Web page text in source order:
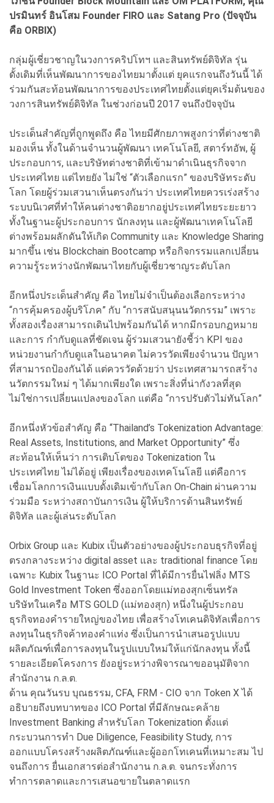
ปรมินทร์ อินโสม Founder FIRO และ Satang Pro (ปัจจุบัน
คือ ORBIX)
กลุ่มผู้เชี่ยวชาญในวงการคริปโทฯ และสินทรัพย์ดิจิทัล รุ่น
ดั้งเดิมที่เห็นพัฒนาการของไทยมาตั้งแต่ ยุคแรกจนถึงวันนี้ ได้
ร่วมกันสะท้อนพัฒนาการของประเทศไทยตั้งแต่ยุคเริ่มต้นของ
วงการสินทรัพย์ดิจิทัล ในช่วงก่อนปี 2017 จนถึงปัจจุบัน
ประเด็นสำคัญที่ถูกพูดถึง คือ ไทยมีศักยภาพสูงกว่าที่ต่างชาติ
มองเห็น ทั้งในด้านจำนวนผู้พัฒนา เทคโนโลยี, สตาร์ทอัพ, ผู้
ประกอบการ, และบริษัทต่างชาติที่เข้ามาดำเนินธุรกิจจาก
ประเทศไทย แต่ไทยยัง ไม่ใช่ “ตัวเลือกแรก” ของบริษัทระดับ
โลก โดยผู้ร่วมเสวนาเห็นตรงกันว่า ประเทศไทยควรเร่งสร้าง
ระบบนิเวศที่ทำให้คนต่างชาติอยากอยู่ประเทศไทยระยะยาว
ทั้งในฐานะผู้ประกอบการ นักลงทุน และผู้พัฒนาเทคโนโลยี
ต่างพร้อมผลักดันให้เกิด Community และ Knowledge Sharing
มากขึ้น เช่น Blockchain Bootcamp หรือกิจกรรมแลกเปลี่ยน
ความรู้ระหว่างนักพัฒนาไทยกับผู้เชี่ยวชาญระดับโลก
อีกหนึ่งประเด็นสำคัญ คือ ไทยไม่จำเป็นต้องเลือกระหว่าง
“การคุ้มครองผู้บริโภค” กับ “การสนับสนุนนวัตกรรม” เพราะ
ทั้งสองเรื่องสามารถเดินไปพร้อมกันได้ หากมีกรอบกฏหมาย
และการ กำกับดูแลที่ชัดเจน ผู้ร่วมเสวนายังชี้ว่า KPI ของ
หน่วยงานกำกับดูแลในอนาคต ไม่ควรวัดเพียงจำนวน ปัญหา
ที่สามารถป้องกันได้ แต่ควรวัดด้วยว่า ประเทศสามารถสร้าง
นวัตกรรมใหม่ ๆ ได้มากเพียงใด เพราะสิ่งที่น่ากังวลที่สุด
ไม่ใช่การเปลี่ยนแปลงของโลก แต่คือ “การปรับตัวไม่ทันโลก”
อีกหนึ่งหัวข้อสำคัญ คือ “Thailand’s Tokenization Advantage:
Real Assets, Institutions, and Market Opportunity” ซึ่ง
สะท้อนให้เห็นว่า การเติบโตของ Tokenization ใน
ประเทศไทย ไม่ได้อยู่ เพียงเรื่องของเทคโนโลยี แต่คือการ
เชื่อมโลกการเงินแบบดั้งเดิมเข้ากับโลก On-Chain ผ่านความ
ร่วมมือ ระหว่างสถาบันการเงิน ผู้ให้บริการด้านสินทรัพย์
ดิจิทัล และผู้เล่นระดับโลก
Orbix Group และ Kubix เป็นตัวอย่างของผู้ประกอบธุรกิจที่อยู่
ตรงกลางระหว่าง digital asset และ traditional finance โดย
เฉพาะ Kubix ในฐานะ ICO Portal ที่ได้มีการยื่นไฟลิ่ง MTS
Gold Investment Token ซึ่งออกโดยแม่ทองสุกเซ็นทรัล
บริษัทในเครือ MTS GOLD (แม่ทองสุก) หนึ่งในผู้ประกอบ
ธุรกิจทองคำรายใหญ่ของไทย เพื่อสร้างโทเคนดิจิทัลเพื่อการ
ลงทุนในธุรกิจค้าทองคำแท่ง ซึ่งเป็นการนำเสนอรูปแบบ
ผลิตภัณฑ์เพื่อการลงทุนในรูปแบบใหม่ให้แก่นักลงทุน ทั้งนี้
รายละเอียดโครงการ ยังอยู่ระหว่างพิจารณาขออนุมัติจาก
สำนักงาน ก.ล.ต.
ด้าน คุณวันรบ บุณธรรม, CFA, FRM - CIO จาก Token X ได้
อธิบายถึงบทบาทของ ICO Portal ที่มีลักษณะคล้าย
Investment Banking สำหรับโลก Tokenization ตั้งแต่
กระบวนการทำ Due Diligence, Feasibility Study, การ
ออกแบบโครงสร้างผลิตภัณฑ์และผู้ออกโทเคนที่เหมาะสม ไป
จนถึงการ ยื่นเอกสารต่อสำนักงาน ก.ล.ต. จนกระทั่งการ
ทำการตลาดและการเสนอขายในตลาดแรก